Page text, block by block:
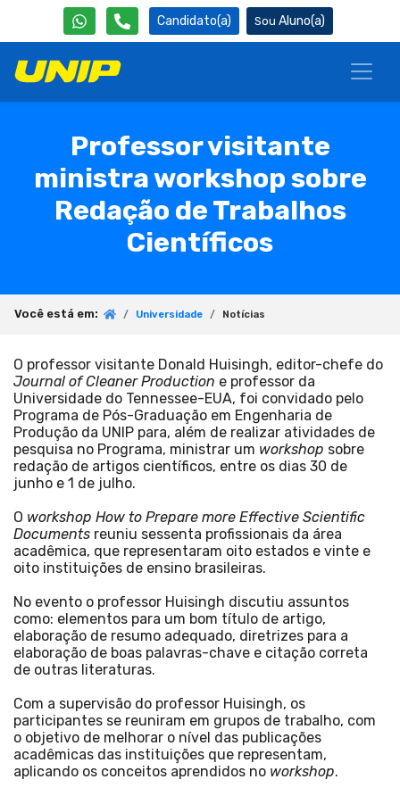
Candidato(a) Aluno(a)
Professor visitante
ministra workshop sobre
Redação de Trabalhos
Científicos
Você está em: Universidade Notícias
O professor visitante Donald Huisingh, editor-chefe do
Journal of Cleaner Production e professor da
Universidade do Tennessee-EUA, foi convidado pelo
Programa de Pós-Graduação em Engenharia de
Produção da UNIP para, além de realizar atividades de
pesquisa no Programa, ministrar um workshop sobre
redação de artigos científicos, entre os dias 30 de
junho e 1 de julho.
O workshop How to Prepare more Effective Scientific
Documents reuniu sessenta profissionais da área
acadêmica, que representaram oito estados e vinte e
oito instituições de ensino brasileiras.
No evento o professor Huisingh discutiu assuntos
como: elementos para um bom título de artigo,
elaboração de resumo adequado, diretrizes para a
elaboração de boas palavras-chave e citação correta
de outras literaturas.
Com a supervisão do professor Huisingh, os
participantes se reuniram em grupos de trabalho, com
o objetivo de melhorar o nível das publicações
acadêmicas das instituições que representam,
aplicando os conceitos aprendidos no workshop.